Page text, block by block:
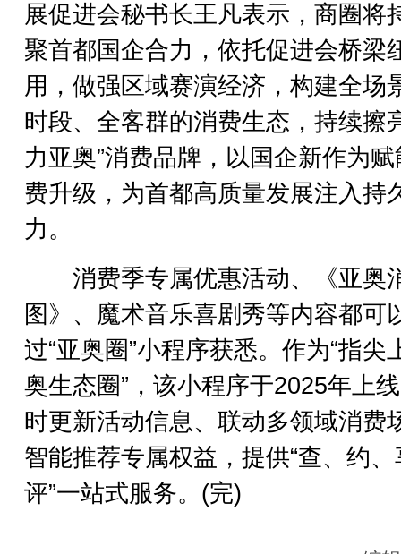
展促进会秘书长王凡表示，商圈将
聚首都国企合力，依托促进会桥梁
用，做强区域赛演经济，构建全场
时段、全客群的消费生态，持续擦
力亚奥”消费品牌，以国企新作为
费升级，为首都高质量发展注入持
力。
消费季专属优惠活动、《亚奥
图》、魔术音乐喜剧秀等内容都可
过“亚奥圈”小程序获悉。作为“指尖
奥生态圈”，该小程序于2025年上
时更新活动信息、联动多领域消费
智能推荐专属权益，提供“查、约
评”一站式服务。(完)